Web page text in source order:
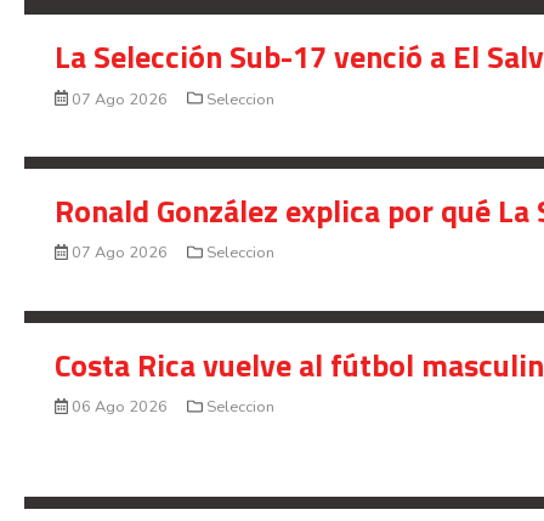
La Selección Sub-17 venció a El
07 Ago 2026 Seleccion
Ronald González explica por qué
07 Ago 2026 Seleccion
Costa Rica vuelve al fútbol
06 Ago 2026 Seleccion